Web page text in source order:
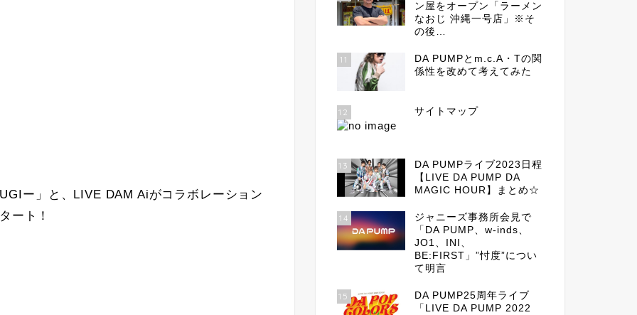
ー」と、LIVE DAM Aiがコラボレーション
ート！
ン屋をオープン「ラーメン
なおじ 沖縄一号店」※そ
の後…
11
DA PUMPとm.c.A・Tの関
係性を改めて考えてみた
12 サイトマップ
13
DA PUMPライブ2023日程
【LIVE DA PUMP DA
MAGIC HOUR】まとめ☆
14
ジャニーズ事務所会見で
「DA PUMP、w-inds、
JO1、INI、
BE:FIRST」”忖度”につい
て明言
15
DA PUMP25周年ライブ
「LIVE DA PUMP 2022